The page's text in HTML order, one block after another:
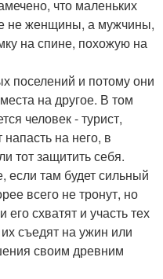
что маленьких
не женщины, а мужчины,
на спине, похожую на
поселений и потому они
на другое. В том
человек - турист,
на него, в
тот защитить себя.
если там будет сильный
всего не тронут, но
схватят и участь тех
их съедят на ужин или
своим древним